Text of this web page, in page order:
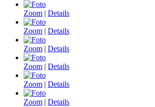
Zoom | Details
Zoom | Details
Zoom | Details
Zoom | Details
Zoom | Details
Zoom | Details